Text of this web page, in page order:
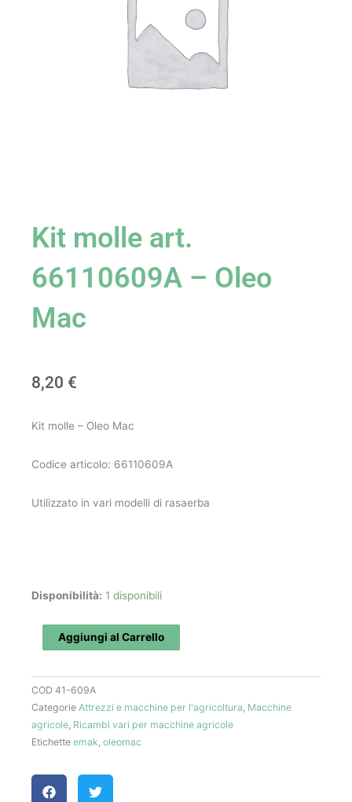
Kit molle art.
66110609A – Oleo
Mac
8,20 €
Kit molle – Oleo Mac
Codice articolo: 66110609A
Utilizzato in vari modelli di rasaerba
Disponibilità: 1 disponibili
Kit
66110609A
Oleo
Mac
quantità
Aggiungi al Carrello
COD 41-609A
Categorie Attrezzi e macchine per l'agricoltura, Macchine
agricole, Ricambi vari per macchine agricole
Etichette emak, oleomac